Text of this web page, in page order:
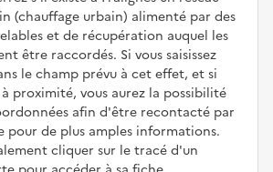
(chauffage urbain) alimenté par des
et de récupération auquel les
être raccordés. Si vous saisissez
le champ prévu à cet effet, et si
à proximité, vous aurez la possibilité
afin d'être recontacté par
pour de plus amples informations.
cliquer sur le tracé d'un